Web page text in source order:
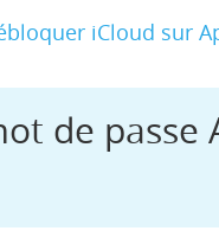
iCloud sur
de